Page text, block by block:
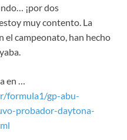
¡por dos
muy contento. La
el campeonato, han hecho
en …
formula1/gp-abu-
probador-daytona-